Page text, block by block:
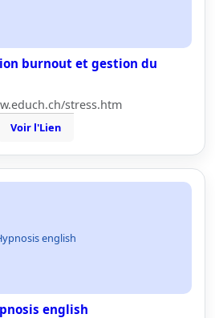
burnout et gestion du
stress.htm
Voir l'Lien
english
english